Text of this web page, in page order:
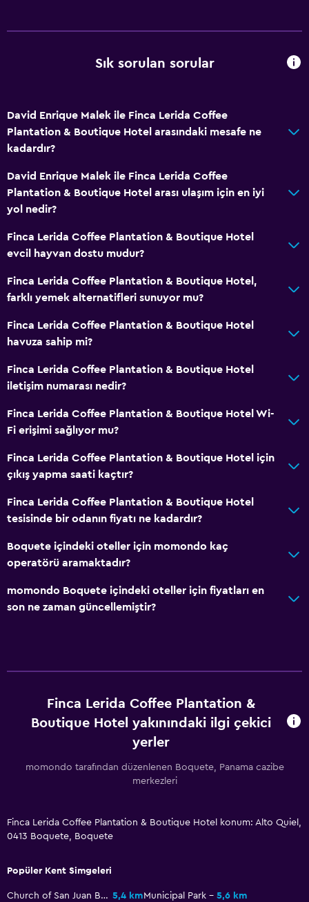
Ahşap veya parke yer döşemesi
Dağ manzaralı
Hizmetler ve kolaylıklar
Emanet kasası
Toplantı/Resmi Yemek
Oda servisi
Tur danışma
Anahtar erişimi
Hızlı çıkış
24 saat resepsiyon
Erişilebilirlik ve uygunluk
Birimin tamamı zemin katta
Evcil hayvan istek üzerine kabul edilir. Ek ücret talep
Sigara içilmez
Özel giriş
Sağlık ve güvenlik
Ortak alanlarda CCTV
24 saat güvenlik
Havalimanı servisi
Ücretsiz otopark
Medya ve eğlence
Televizyon
Yatak Odası
Sık sorulan sorular
David Enrique Malek ile Finca Lerida Coffee
Plantation & Boutique Hotel arasındaki mesafe ne
kadardır?
David Enrique Malek ile Finca Lerida Coffee
Plantation & Boutique Hotel arası ulaşım için en iyi
yol nedir?
Finca Lerida Coffee Plantation & Boutique Hotel
evcil hayvan dostu mudur?
Finca Lerida Coffee Plantation & Boutique Hotel,
farklı yemek alternatifleri sunuyor mu?
Finca Lerida Coffee Plantation & Boutique Hotel
havuza sahip mi?
Finca Lerida Coffee Plantation & Boutique Hotel
iletişim numarası nedir?
Finca Lerida Coffee Plantation & Boutique Hotel Wi-
Fi erişimi sağlıyor mu?
Finca Lerida Coffee Plantation & Boutique Hotel için
çıkış yapma saati kaçtır?
Finca Lerida Coffee Plantation & Boutique Hotel
tesisinde bir odanın fiyatı ne kadardır?
Boquete içindeki oteller için momondo kaç
operatörü aramaktadır?
momondo Boquete içindeki oteller için fiyatları en
son ne zaman güncellemiştir?
Finca Lerida Coffee Plantation &
Boutique Hotel yakınındaki ilgi çekici
yerler
momondo tarafından düzenlenen Boquete, Panama cazibe
merkezleri
Finca Lerida Coffee Plantation & Boutique Hotel konum: Alto Quiel,
0413 Boquete, Boquete
Popüler Kent Simgeleri
Church of San Juan Bautista 5,4 kmMunicipal Park
5,6 km